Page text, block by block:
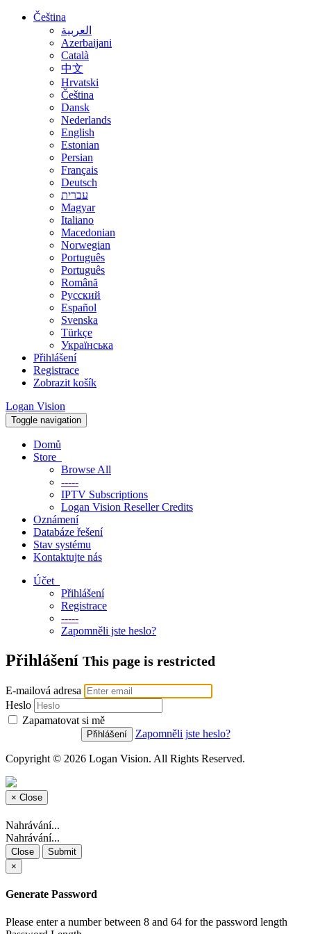
Čeština
العربية
Azerbaijani
Català
中文
Hrvatski
Čeština
Dansk
Nederlands
English
Estonian
Persian
Français
Deutsch
עברית
Magyar
Italiano
Macedonian
Norwegian
Português
Português
Română
Русский
Español
Svenska
Türkçe
Українська
Přihlášení
Registrace
Zobrazit košík
Logan Vision
Toggle navigation
Domů
Store
Browse All
-----
IPTV Subscriptions
Logan Vision Reseller Credits
Oznámení
Databáze řešení
Stav systému
Kontaktujte nás
Účet
Přihlášení
Registrace
-----
Zapomněli jste heslo?
Přihlášení This page is restricted
E-mailová adresa
Heslo
Zapamatovat si mě
Zapomněli jste heslo?
Copyright © 2026 Logan Vision. All Rights Reserved.
× Close
Nahrávání...
Nahrávání...
Close
Submit
×
Generate Password
Please enter a number between 8 and 64 for the password length